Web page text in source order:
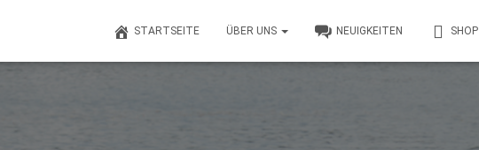
STARTSEITE ÜBER UNS NEUIGKEITEN SHOP